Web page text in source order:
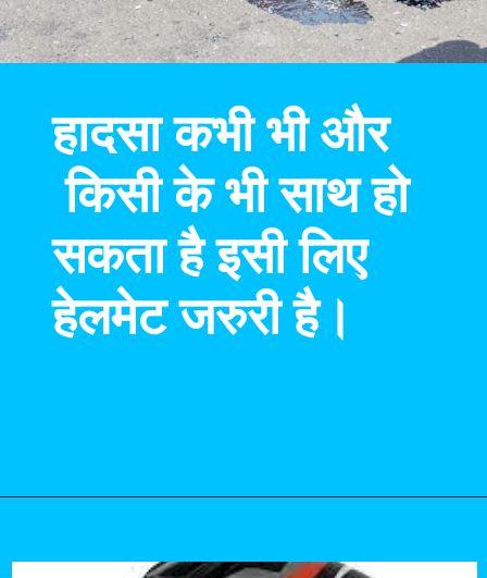
हादसा कभी भी और
किसी के भी साथ हो
सकता है इसी लिए
हेलमेट जरुरी है।